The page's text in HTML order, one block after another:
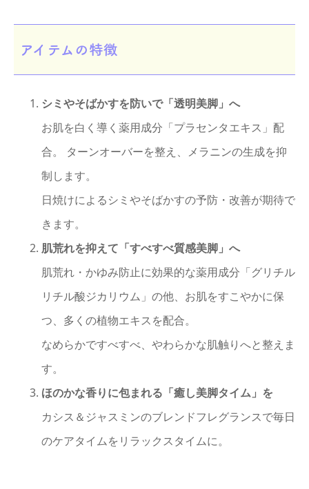
アイテムの特徴
シミやそばかすを防いで「透明美脚」へ
お肌を白く導く薬用成分「プラセンタエキス」配
合。 ターンオーバーを整え、メラニンの生成を抑
制します。
日焼けによるシミやそばかすの予防・改善が期待で
きます。
肌荒れを抑えて「すべすべ質感美脚」へ
肌荒れ・かゆみ防止に効果的な薬用成分「グリチル
リチル酸ジカリウム」の他、お肌をすこやかに保
つ、多くの植物エキスを配合。
なめらかですべすべ、やわらかな肌触りへと整えま
す。
ほのかな香りに包まれる「癒し美脚タイム」を
カシス＆ジャスミンのブレンドフレグランスで毎日
のケアタイムをリラックスタイムに。